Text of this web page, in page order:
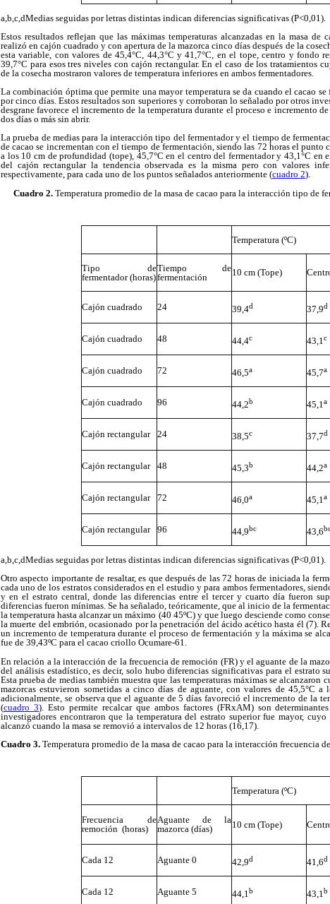
a,b,c,dMedias seguidas por letras distintas indican diferencias significativas (P<0,01).
Estos resultados reflejan que las máximas temperaturas alcanzadas en la masa de
realizó en cajón cuadrado y con apertura de la mazorca cinco días después de la
esta variable, con valores de 45,4°C, 44,3°C y 41,7°C, en el tope, centro y fondo
39,7°C para esos tres niveles con cajón rectangular. En el caso de los tratamientos
de la cosecha mostraron valores de temperatura inferiores en ambos fermentadores.
La combinación óptima que permite una mayor temperatura se da cuando el cacao
por cinco días. Estos resultados son superiores y corroboran lo señalado por otros
desgrane favorece el incremento de la temperatura durante el proceso e incremento
dos días o más sin abrir.
La prueba de medias para la interacción tipo del fermentador y el tiempo de
de cacao se incrementan con el tiempo de fermentación, siendo las 72 horas el punto
a los 10 cm de profundidad (tope), 45,7°C en el centro del fermentador y 43,1°C en
del cajón rectangular la tendencia observada es la misma pero con valores
respectivamente, para cada uno de los puntos señalados anteriormente (cuadro 2).
Cuadro 2.Temperatura promedio de la masa de cacao para la interacción tipo de
Temperatura (ºC)
Tipo de
fermentador (horas)
Tiempo de
fermentación
10 cm (Tope)
Cajón cuadrado 24 39,4d 37,9d
Cajón cuadrado 48 44,4c 43,1 c
Cajón cuadrado 72 46,5a 45,7a
Cajón cuadrado 96 44,2b 45,1 a
Cajón rectangular 24 38,5c 37,7d
Cajón rectangular 48 45,3b 44,2a
Cajón rectangular 72 46,0a 45,1 a
Cajón rectangular 96 44,9bc 43,6
a,b,c,dMedias seguidas por letras distintas indican diferencias significativas (P<0,01).
Otro aspecto importante de resaltar, es que después de las 72 horas de iniciada la
cada uno de los estratos considerados en el estudio y para ambos fermentadores,
y en el estrato central, donde las diferencias entre el tercer y cuarto día fueron
diferencias fueron mínimas. Se ha señalado, teóricamente, que al inicio de la
la temperatura hasta alcanzar un máximo (40 45ºC) y que luego desciende como
la muerte del embrión, ocasionado por la penetración del ácido acético hasta él (7).
un incremento de temperatura durante el proceso de fermentación y la máxima se
fue de 39,43ºC para el cacao criollo Ocumare-61.
En relación a la interacción de la frecuencia de remoción (FR) y el aguante de la
del análisis estadístico, es decir, solo hubo diferencias significativas para el estrato
Esta prueba de medias también muestra que las temperaturas máximas se alcanzaron
mazorcas estuvieron sometidas a cinco días de aguante, con valores de 45,5°C
adicionalmente, se observa que el aguante de 5 días favoreció el incremento de la
(cuadro 3). Esto permite recalcar que ambos factores (FRxAM) son
investigadores encontraron que la temperatura del estrato superior fue mayor,
alcanzó cuando la masa se removió a intervalos de 12 horas (16,17).
Cuadro 3. Temperatura promedio de la masa de cacao para la interacción frecuencia
Temperatura (ºC)
Frecuencia de
remoción (horas)
Aguante de la
mazorca (días)
10 cm (Tope)
Cada 12 Aguante 0 42,9d 41,6d
Cada 12 Aguante 5 44,1 b 43,1 b